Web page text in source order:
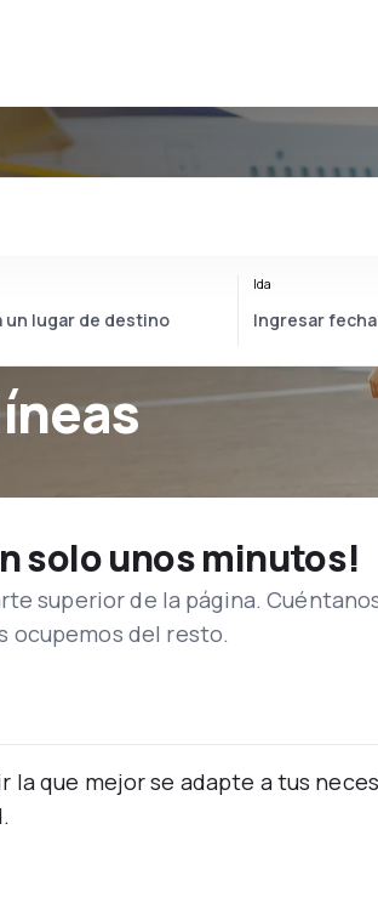
Ida
solo unos minutos!
superior de la página.
ocupemos del resto.
la que mejor se adapte a tus